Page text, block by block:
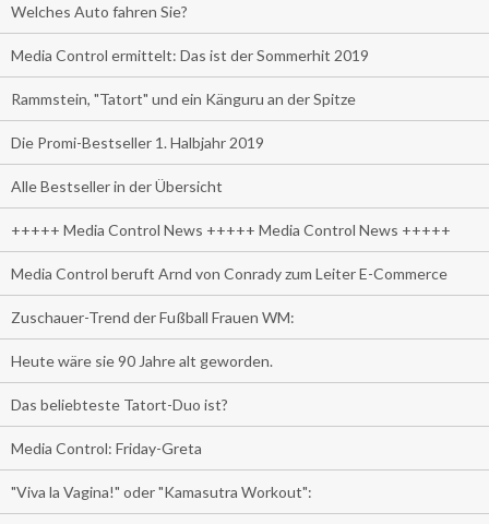
Welches Auto fahren Sie?
Media Control ermittelt: Das ist der Sommerhit 2019
Rammstein, "Tatort" und ein Känguru an der Spitze
Die Promi-Bestseller 1. Halbjahr 2019
Alle Bestseller in der Übersicht
+++++ Media Control News +++++ Media Control News +++++
Media Control beruft Arnd von Conrady zum Leiter E-Commerce
Zuschauer-Trend der Fußball Frauen WM:
Heute wäre sie 90 Jahre alt geworden.
Das beliebteste Tatort-Duo ist?
Media Control: Friday-Greta
"Viva la Vagina!" oder "Kamasutra Workout":